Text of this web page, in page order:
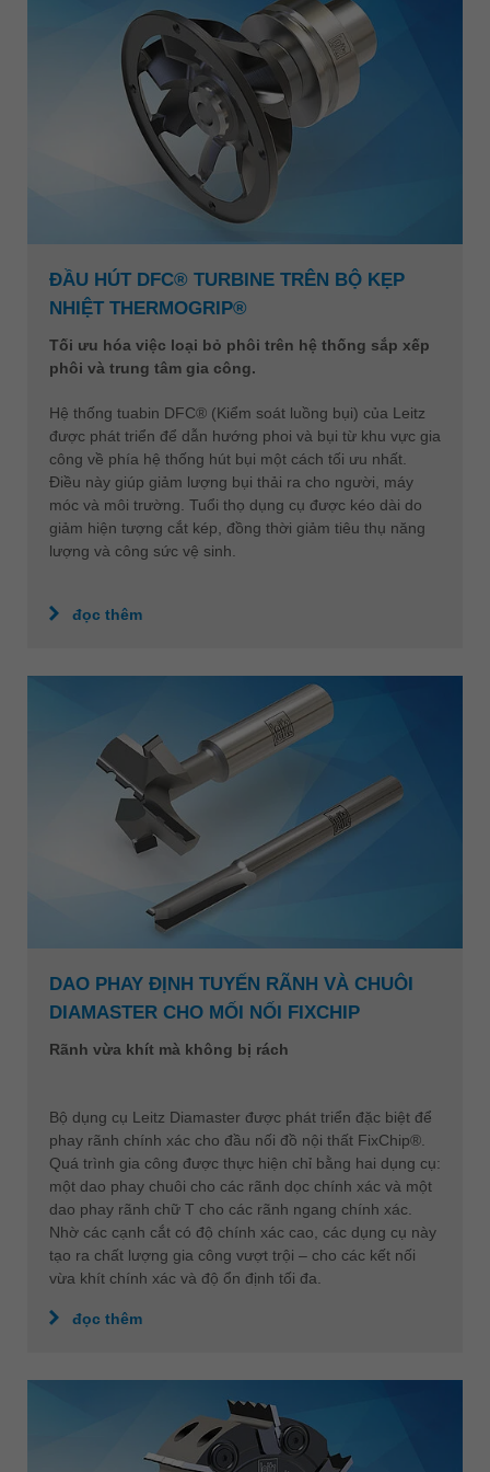
ĐẦU HÚT DFC® TURBINE TRÊN BỘ KẸP
NHIỆT THERMOGRIP®
Tối ưu hóa việc loại bỏ phôi trên hệ thống sắp xếp
phôi và trung tâm gia công.
Hệ thống tuabin DFC® (Kiểm soát luồng bụi) của Leitz
được phát triển để dẫn hướng phoi và bụi từ khu vực gia
công về phía hệ thống hút bụi một cách tối ưu nhất.
Điều này giúp giảm lượng bụi thải ra cho người, máy
móc và môi trường. Tuổi thọ dụng cụ được kéo dài do
giảm hiện tượng cắt kép, đồng thời giảm tiêu thụ năng
lượng và công sức vệ sinh.
đọc thêm
DAO PHAY ĐỊNH TUYẾN RÃNH VÀ CHUÔI
DIAMASTER CHO MỐI NỐI FIXCHIP
Rãnh vừa khít mà không bị rách
Bộ dụng cụ Leitz Diamaster được phát triển đặc biệt để
phay rãnh chính xác cho đầu nối đồ nội thất FixChip®.
Quá trình gia công được thực hiện chỉ bằng hai dụng cụ:
một dao phay chuôi cho các rãnh dọc chính xác và một
dao phay rãnh chữ T cho các rãnh ngang chính xác.
Nhờ các cạnh cắt có độ chính xác cao, các dụng cụ này
tạo ra chất lượng gia công vượt trội – cho các kết nối
vừa khít chính xác và độ ổn định tối đa.
đọc thêm